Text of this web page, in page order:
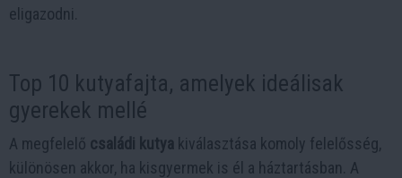
eligazodni.
Top 10 kutyafajta, amelyek ideálisak
gyerekek mellé
A megfelelő családi kutya kiválasztása komoly felelősség,
különösen akkor, ha kisgyermek is él a háztartásban. A